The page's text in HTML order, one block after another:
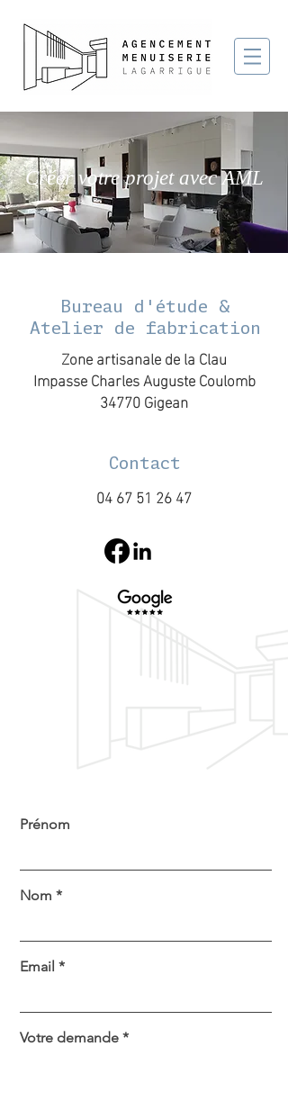
Créer votre projet avec AML
Bureau d'étude &
Atelier de fabrication
Zone artisanale de la Clau
Impasse Charles Auguste Coulomb
34770 Gigean
Contact
04 67 51 26 47
Prénom
Nom
Email
Votre demande